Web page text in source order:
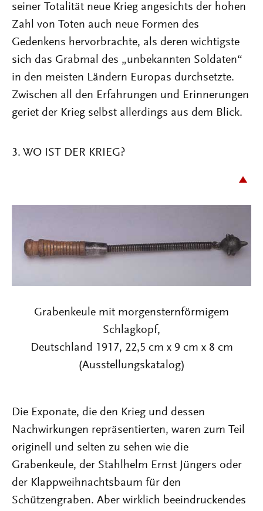
seiner Totalität neue Krieg angesichts der hohen
Zahl von Toten auch neue Formen des
Gedenkens hervorbrachte, als deren wichtigste
sich das Grabmal des „unbekannten Soldaten“
in den meisten Ländern Europas durchsetzte.
Zwischen all den Erfahrungen und Erinnerungen
geriet der Krieg selbst allerdings aus dem Blick.
3. WO IST DER KRIEG?
Grabenkeule mit morgensternförmigem
Schlagkopf,
Deutschland 1917, 22,5 cm x 9 cm x 8 cm
(Ausstellungskatalog)
Die Exponate, die den Krieg und dessen
Nachwirkungen repräsentierten, waren zum Teil
originell und selten zu sehen wie die
Grabenkeule, der Stahlhelm Ernst Jüngers oder
der Klappweihnachtsbaum für den
Schützengraben. Aber wirklich beeindruckendes